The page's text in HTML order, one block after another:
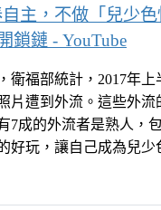
主，不做「兒少
鎖鏈 - YouTube
衛福部統計，2017年上
片遭到外流。這些外流
7成的外流者是熟人，
好玩，讓自己成為兒少